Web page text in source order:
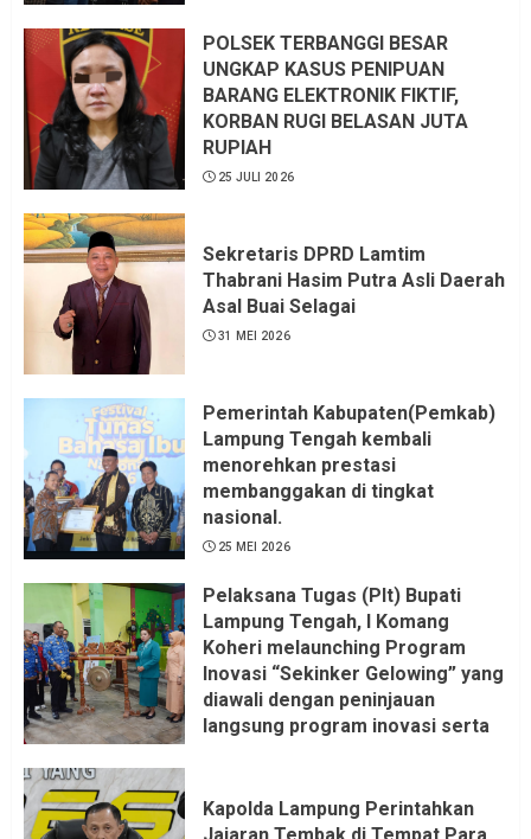
Sangat menantang Aturan dan
Dapat saya pastikan penuh Unsur
KKN, dan Unsur Politik.
6 AGUSTUS 2026
POLSEK TERBANGGI BESAR
UNGKAP KASUS PENIPUAN
BARANG ELEKTRONIK FIKTIF,
KORBAN RUGI BELASAN JUTA
RUPIAH
25 JULI 2026
Sekretaris DPRD Lamtim
Thabrani Hasim Putra Asli Daerah
Asal Buai Selagai
31 MEI 2026
Pemerintah Kabupaten(Pemkab)
Lampung Tengah kembali
menorehkan prestasi
membanggakan di tingkat
nasional.
25 MEI 2026
Pelaksana Tugas (Plt) Bupati
Lampung Tengah, I Komang
Koheri melaunching Program
Inovasi “Sekinker Gelowing” yang
diawali dengan peninjauan
langsung program inovasi serta
Bandar Jaya Barat, Kecamatan
Terbanggi Besar, Rabu
Kapolda Lampung Perintahkan